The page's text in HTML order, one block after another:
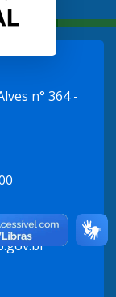
n° 364 -